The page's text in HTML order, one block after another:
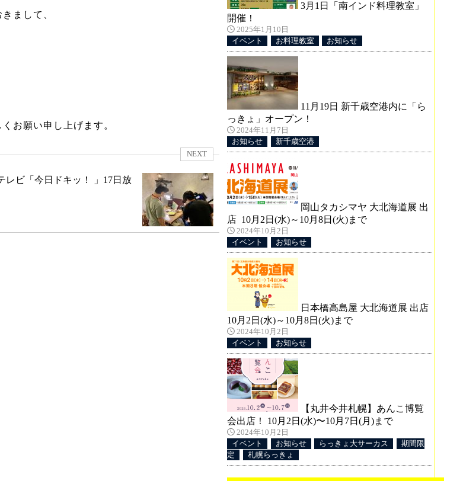
まして、
お願い申し上げます。
NEXT
レビ「今日ドキッ！ 」17日放
3月1日「南インド料理教室」
開催！
2025年1月10日
イベント
お料理教室 お知らせ
11月19日 新千歳空港内に「ら
っきょ」オープン！
2024年11月7日
お知らせ
新千歳空港
岡山タカシマヤ 大北海道展 出
店 10月2日(水)～10月8日(火)まで
2024年10月2日
イベント
お知らせ
日本橋高島屋 大北海道展 出店
10月2日(水)～10月8日(火)まで
2024年10月2日
イベント
お知らせ
【丸井今井札幌】あんこ博覧
会出店！ 10月2日(水)〜10月7日(月)まで
2024年10月2日
イベント
お知らせ らっきょ大サーカス
期間限
定
札幌らっきょ